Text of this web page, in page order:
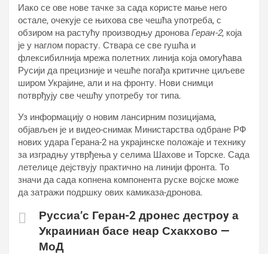
Иако се ове нове тачке за сада користе мање него
остале, очекује се њихова све чешћа употреба, с
обзиром на растућу производњу дроноваГеран-2, која
је у наглом порасту. Ствара се све гушћа и
флексибилнија мрежа полетних линија која омогућава
Русији да прецизније и чешће погађа критичне циљеве
широм Украјине, али и на фронту. Нови снимци
потврђују све чешћу употребу тог типа.
Уз информацију о новим лансирним позицијама,
објављен је и видео-снимак Министарства одбране РФ
нових удара Герана-2 на украјинске положаје и технику
за изградњу утврђења у селима Шахове и Торске. Сада
летелице дејствују практично на линији фронта. То
значи да сада копнена компонента руске војске може
да затражи подршку ових камиказа-дронова.
Руссиа’с Геран-2 дронес дестроy а
Украиниан басе неар Схакхово —
МоД